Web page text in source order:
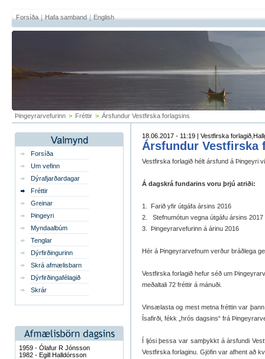
Forsíða Hafa samband English
Þingeyrarvefurinn > Fréttir > Ársfundur Vestfirska forlagsins
Forsíða
Um vefinn
Dýrafjarðardagar
Fréttir
Greinar
Þingeyri
Myndaalbúm
Tenglar
Dýrfirðingurinn
Skrá afmælisbarn
Dýrfirðingafélagið
Skrár
1959 - Ólafur R Jónsson
1982 - Egill Halldórsson
18.06.2017 - 11:19 | Vestfirska
Ársfundur Vestfirska
Vestfirska forlagið hélt ársfund á Þingeyri
Á dagskrá fundarins voru þrjú atriði:
1. Farið yfir útgáfa ársins 2016
2. Stefnumótun vegna útgáfu ársins 2017
3. Þingeyrarvefurinn á árinu 2016
Hér á Þingeyrarvefnum verður bráðlega
Vestfirska forlagið hefur séð um
meðaltali 72 fréttir á mánuði.
Vinsælasta og mest metna fréttin var
Ísafirði, fékk „hrós dagsins“ frá
Í ljósi þessa var samþykkt á ársfundi
Vestfirska forlaginu. Gjöfin var afhent að